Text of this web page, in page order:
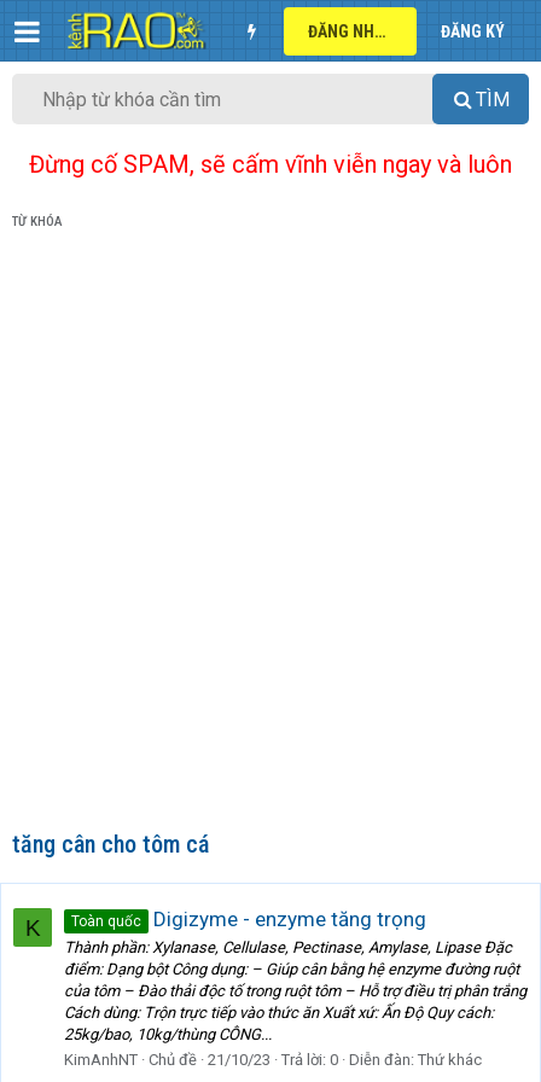
ĐĂNG NHẬP ĐĂNG KÝ
TÌM
Đừng cố SPAM, sẽ cấm vĩnh viễn ngay và luôn
TỪ KHÓA
tăng cân cho tôm cá
K Toàn quốc Digizyme - enzyme tăng trọng
Thành phần: Xylanase, Cellulase, Pectinase, Amylase, Lipase Đặc
điểm: Dạng bột Công dụng: – Giúp cân bằng hệ enzyme đường ruột
của tôm – Đào thải độc tố trong ruột tôm – Hỗ trợ điều trị phân trắng
Cách dùng: Trộn trực tiếp vào thức ăn Xuất xứ: Ấn Độ Quy cách:
25kg/bao, 10kg/thùng CÔNG...
KimAnhNT Chủ đề 21/10/23 Trả lời: 0 Diễn đàn: Thứ khác